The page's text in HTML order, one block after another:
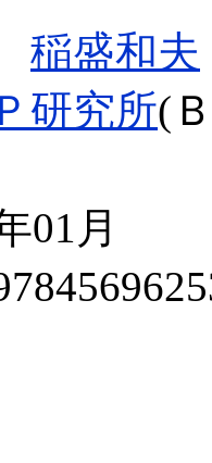
稲盛和夫
研究所(
01月